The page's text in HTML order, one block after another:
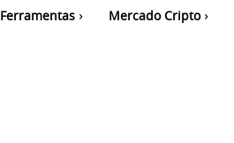
Ferramentas Mercado Cripto